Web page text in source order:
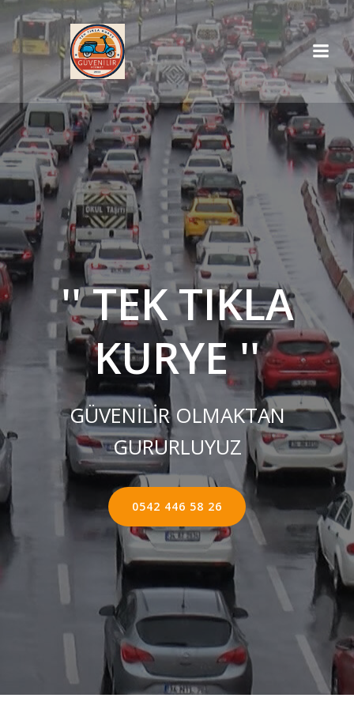
İçeriğe
geç
'' TEK TIKLA
KURYE ''
GÜVENİLİR OLMAKTAN
GURURLUYUZ
0542 446 58 26